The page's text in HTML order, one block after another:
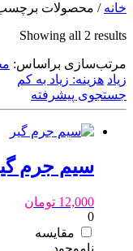
خانه / محصولات
Showing all 2 results
مرتب‌سازی براساس:
زیاد هزینه: زیاد به کم
جستجوی پیشرفته
سیم جرم
12,000 تومان
0
مقایسه